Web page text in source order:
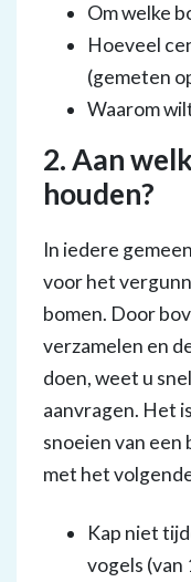
Om welke
Hoeveel
(gemeten
Waarom
2. Aan
houden?
In iedere
voor het
bomen. Door
verzamelen en
doen, weet u
aanvragen. Het
snoeien van een
met het
Kap niet
vogels (van